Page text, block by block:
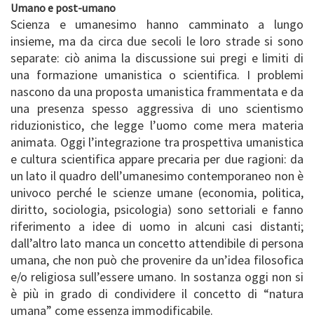
Umano e post-umano
Scienza e umanesimo hanno camminato a lungo
insieme, ma da circa due secoli le loro strade si sono
separate: ciò anima la discussione sui pregi e limiti di
una formazione umanistica o scientifica. I problemi
nascono da una proposta umanistica frammentata e da
una presenza spesso aggressiva di uno scientismo
riduzionistico, che legge l’uomo come mera materia
animata. Oggi l’integrazione tra prospettiva umanistica
e cultura scientifica appare precaria per due ragioni: da
un lato il quadro dell’umanesimo contemporaneo non è
univoco perché le scienze umane (economia, politica,
diritto, sociologia, psicologia) sono settoriali e fanno
riferimento a idee di uomo in alcuni casi distanti;
dall’altro lato manca un concetto attendibile di persona
umana, che non può che provenire da un’idea filosofica
e/o religiosa sull’essere umano. In sostanza oggi non si
è più in grado di condividere il concetto di “natura
umana” come essenza immodificabile.